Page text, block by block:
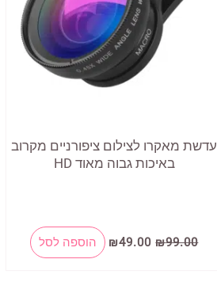
עדשת מאקרו לצילום ציפורניים מקרוב
באיכות גבוה מאוד HD
₪99.00
המחיר
המקורי
₪49.00
המחיר
הנוכחי
הוספה לסל